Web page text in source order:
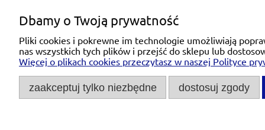
Regulaminy
Kontakt
Polityka prywatności
Zwroty i reklamacje
Informacja o cokies
Dbamy o Twoją prywatność
Pliki cookies i pokrewne im technologie umożliwiają
nas wszystkich tych plików i przejść do sklepu lub
Więcej o plikach cookies przeczytasz w naszej Polityce
zaakceptuj tylko niezbędne dostosuj zgody